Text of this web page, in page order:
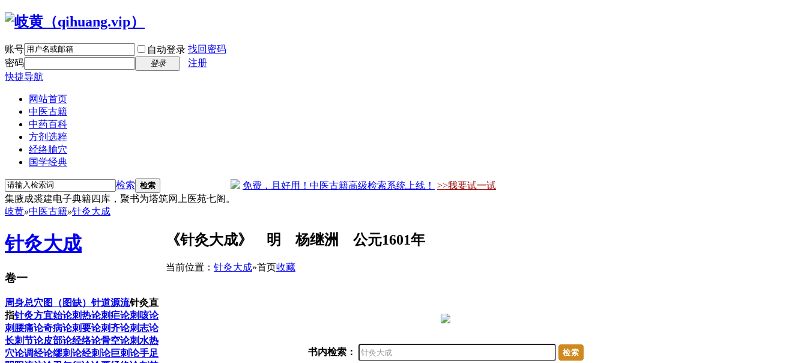
账号 自动登录 找回密码
密码
登录
注册
快捷导航
网站首页
中医古籍
中药百科
方剂选粹
经络腧穴
国学经典
检索 检索 免费，且好用！中医古籍高级检索系统上线！
>>我要试一试
集腋成裘建电子典籍四库，聚书为塔筑网上医苑七阁。
岐黄»中医古籍»针灸大成
针灸大成
卷一
周身总穴图（图缺）针道源流针灸直
指针灸方宜始论刺热论刺疟论刺咳论
刺腰痛论奇病论刺要论刺齐论刺志论
长刺节论皮部论经络论骨空论刺水热
穴论调经论缪刺论经刺论巨刺论手足
《针灸大成》 明 杨继洲 公元1601年
当前位置： 针灸大成»首页收藏
书内检索： 检索